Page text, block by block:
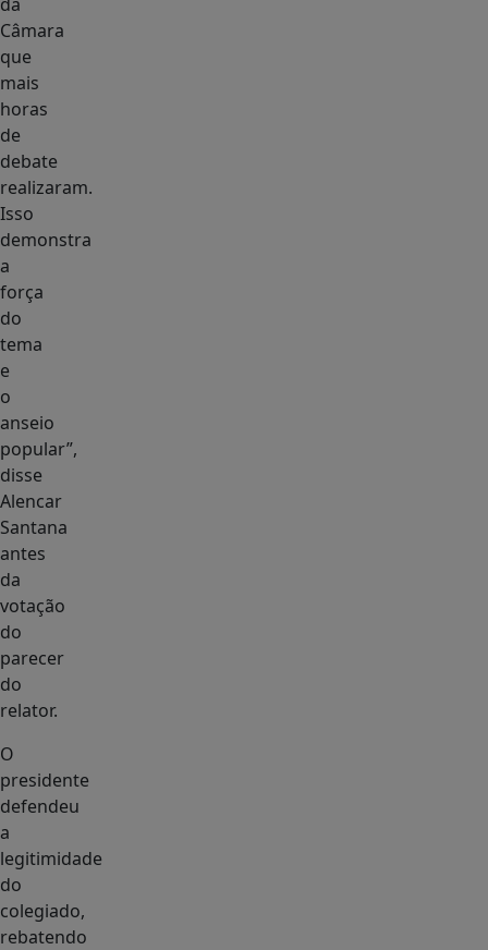
Câmara
que
mais
horas
de
debate
realizaram.
Isso
demonstra
a
força
do
tema
e
o
anseio
popular”,
disse
Alencar
Santana
antes
da
votação
do
parecer
do
relator.
O
presidente
defendeu
a
legitimidade
do
colegiado,
rebatendo